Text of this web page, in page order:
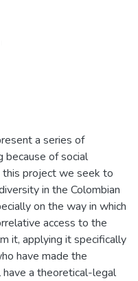
a series of
because of social
this project we seek to
in the Colombian
on the way in which
access to the
it, applying it specifically
have made the
a theoretical-legal